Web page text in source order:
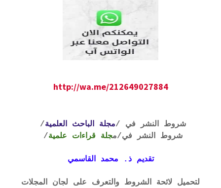
http://wa.me/212649027884
شروط النشر في /مجلة الباحث العلمية/
شروط النشر في/مجلة قراءات علمية/
تقديم ذ. محمد القاسمي
لتحميل لائحة الشروط والتعرف على لجان المجلات